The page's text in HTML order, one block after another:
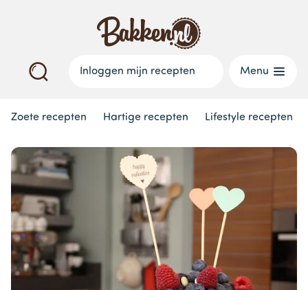
Inloggen mijn recepten Menu
Zoete recepten Hartige recepten Lifestyle recepten